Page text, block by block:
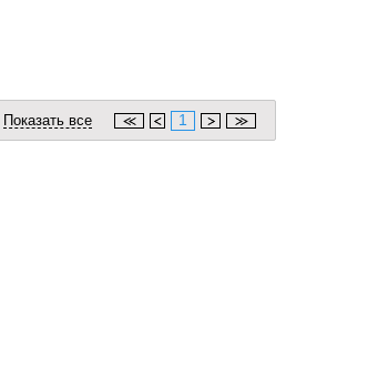
Показать все 1